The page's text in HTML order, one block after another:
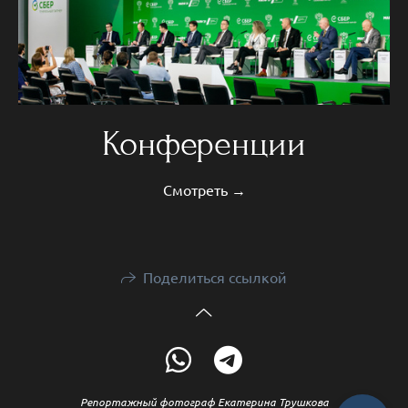
Конференции
Смотреть →
Поделиться ссылкой
Репортажный фотограф Екатерина Трушкова